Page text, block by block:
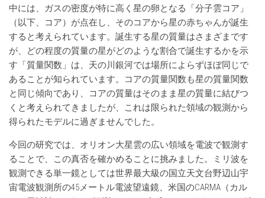
中には、ガスの密度が特に高く星の卵となる「分子雲コア」
（以下、コア）が点在し、そのコアから星の赤ちゃんが誕生
すると考えられています。誕生する星の質量はさまざまです
が、どの程度の質量の星がどのような割合で誕生するかを示
す「質量関数」は、天の川銀河では場所によらずほぼ同じで
あることが知られています。コアの質量関数も星の質量関数
と同じ傾向であり、コアの質量はそのまま星の質量に結びつ
くと考えられてきましたが、これは限られた領域の観測から
得られたモデルに過ぎませんでした。
今回の研究では、オリオン大星雲の広い領域を電波で観測す
ることで、この真否を確かめることに挑みました。ミリ波を
観測できる単一鏡としては世界最大級の国立天文台野辺山宇
宙電波観測所の45メートル電波望遠鏡、米国のCARMA（カル